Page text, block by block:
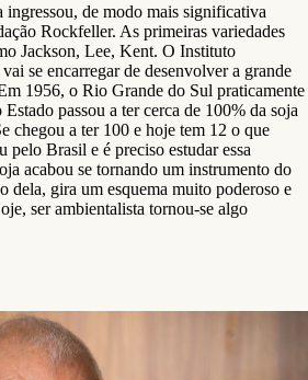
ingressou, de modo mais significativa
Rockfeller. As primeiras variedades
Jackson, Lee, Kent. O Instituto
se encarregar de desenvolver a grande
1956, o Rio Grande do Sul praticamente
passou a ter cerca de 100% da soja
chegou a ter 100 e hoje tem 12 o que
pelo Brasil e é preciso estudar essa
acabou se tornando um instrumento do
dela, gira um esquema muito poderoso e
ser ambientalista tornou-se algo